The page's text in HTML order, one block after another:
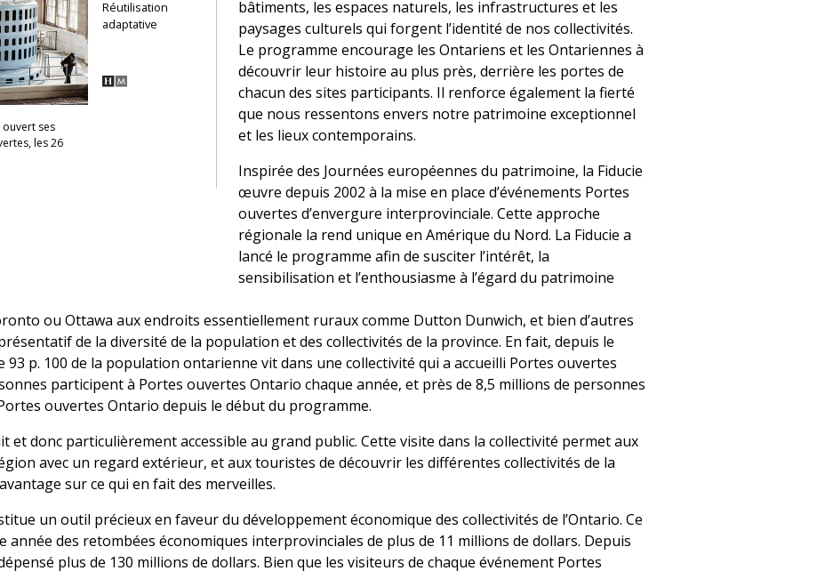
ouvert ses
les 26
Réutilisation
adaptative
bâtiments, les espaces naturels, les infrastructures et les
paysages culturels qui forgent l’identité de nos collectivités.
Le programme encourage les Ontariens et les Ontariennes à
découvrir leur histoire au plus près, derrière les portes de
chacun des sites participants. Il renforce également la fierté
que nous ressentons envers notre patrimoine exceptionnel
et les lieux contemporains.
Inspirée des Journées européennes du patrimoine, la Fiducie
œuvre depuis 2002 à la mise en place d’événements Portes
ouvertes d’envergure interprovinciale. Cette approche
régionale la rend unique en Amérique du Nord. La Fiducie a
lancé le programme afin de susciter l’intérêt, la
sensibilisation et l’enthousiasme à l’égard du patrimoine
ou Ottawa aux endroits essentiellement ruraux comme Dutton Dunwich, et bien d’autres
de la diversité de la population et des collectivités de la province. En fait, depuis le
p. 100 de la population ontarienne vit dans une collectivité qui a accueilli Portes ouvertes
participent à Portes ouvertes Ontario chaque année, et près de 8,5 millions de personnes
ouvertes Ontario depuis le début du programme.
et donc particulièrement accessible au grand public. Cette visite dans la collectivité permet aux
avec un regard extérieur, et aux touristes de découvrir les différentes collectivités de la
sur ce qui en fait des merveilles.
un outil précieux en faveur du développement économique des collectivités de l’Ontario. Ce
année des retombées économiques interprovinciales de plus de 11 millions de dollars. Depuis
plus de 130 millions de dollars. Bien que les visiteurs de chaque événement Portes